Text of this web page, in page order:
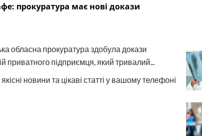
прокуратура має нові докази
обласна прокуратура здобула докази
приватного підприємця, який тривалий...
новини та цікаві статті у вашому телефоні